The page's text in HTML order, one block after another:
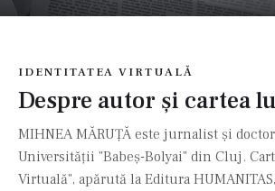
IDENTITATEA VIRTUALĂ
Despre autor și cartea
MIHNEA MĂRUȚĂ este jurnalist și
Universității "Babeș-Bolyai" din Cluj.
Virtuală", apărută la Editura